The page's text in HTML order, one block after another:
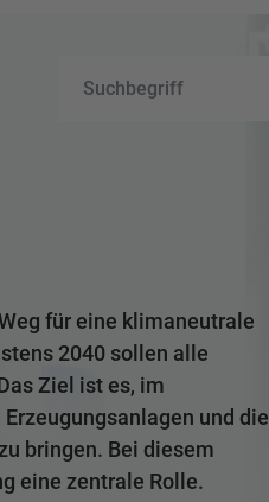
für eine klimaneutrale
2040 sollen alle
Ziel ist es, im
und die
bringen. Bei diesem
eine zentrale Rolle.